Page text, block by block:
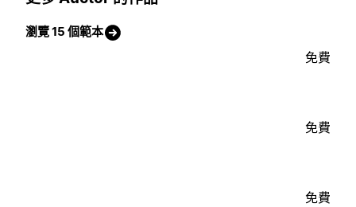
瀏覽 15 個範本
免費
免費
免費